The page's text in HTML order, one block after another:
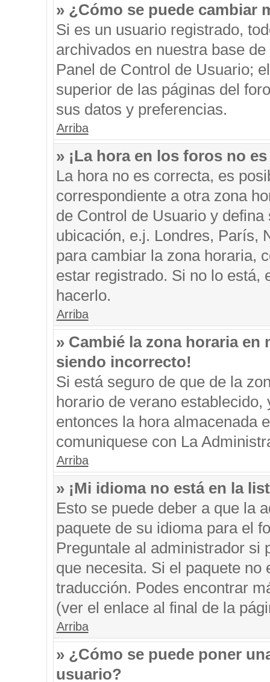
» ¿Cómo se puede cambiar
Si es un usuario registrado,
archivados en nuestra base
Panel de Control de Usuario;
superior de las páginas del
sus datos y preferencias.
Arriba
» ¡La hora en los foros no
La hora no es correcta, es
correspondiente a otra zona
de Control de Usuario y
ubicación, e.j. Londres, París,
para cambiar la zona horaria,
estar registrado. Si no lo está,
hacerlo.
Arriba
» Cambié la zona horaria
siendo incorrecto!
Si está seguro de que de la
horario de verano
entonces la hora almacenada
comuniquese con La
Arriba
» ¡Mi idioma no está en la
Esto se puede deber a que la
paquete de su idioma para el
Preguntale al administrador si
que necesita. Si el paquete
traducción. Podes encontrar
(ver el enlace al final de la
Arriba
» ¿Cómo se puede poner
usuario?